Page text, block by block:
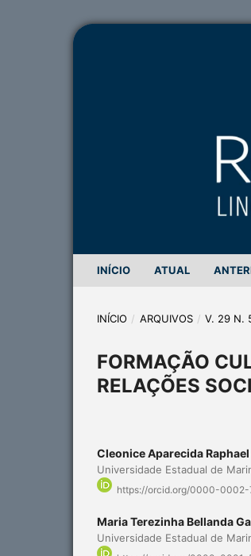
INÍCIO ATUAL
INÍCIO / ARQUIVOS / V. 29 N.
FORMAÇÃO
RELAÇÕES
Cleonice Aparecida
Universidade Estadual de
https://orcid.org/0000-0002-
Maria Terezinha Bellanda
Universidade Estadual de